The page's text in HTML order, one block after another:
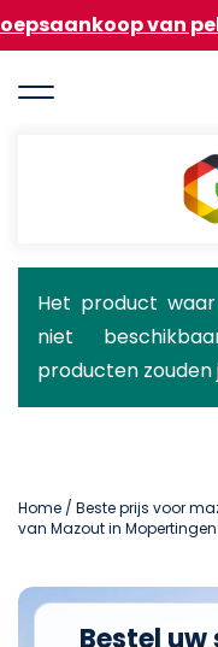
Overslaan
en
de
van pellets|ℹ️
Groupasol
Het product
niet
producten zouden
Home / Beste prijs voor
van Mazout in Mopertingen